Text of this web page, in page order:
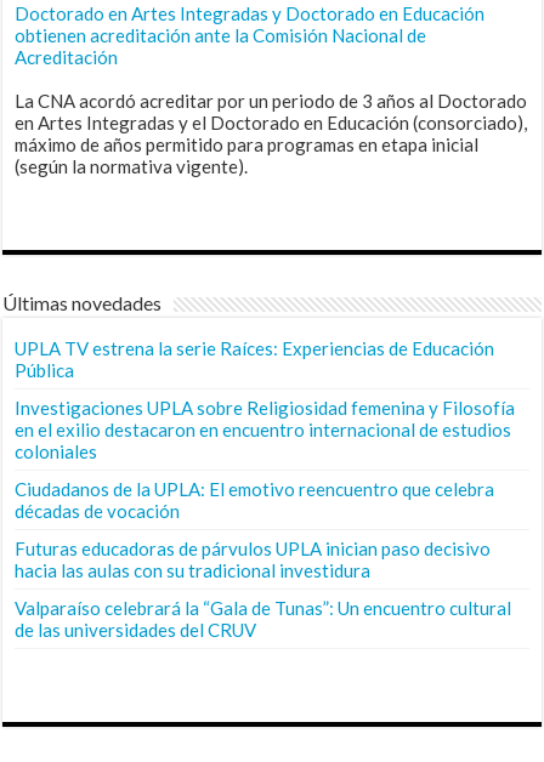
Doctorado en Artes Integradas y Doctorado en Educación
obtienen acreditación ante la Comisión Nacional de
Acreditación
La CNA acordó acreditar por un periodo de 3 años al Doctorado
en Artes Integradas y el Doctorado en Educación (consorciado),
máximo de años permitido para programas en etapa inicial
(según la normativa vigente).
Últimas novedades
UPLA TV estrena la serie Raíces: Experiencias de Educación
Pública
Investigaciones UPLA sobre Religiosidad femenina y Filosofía
en el exilio destacaron en encuentro internacional de estudios
coloniales
Ciudadanos de la UPLA: El emotivo reencuentro que celebra
décadas de vocación
Futuras educadoras de párvulos UPLA inician paso decisivo
hacia las aulas con su tradicional investidura
Valparaíso celebrará la “Gala de Tunas”: Un encuentro cultural
de las universidades del CRUV